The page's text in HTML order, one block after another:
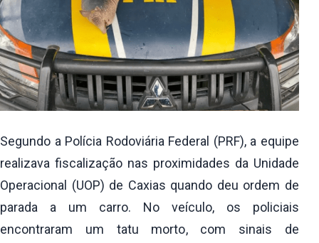
Segundo a Polícia Rodoviária Federal (PRF), a equipe
realizava fiscalização nas proximidades da Unidade
Operacional (UOP) de Caxias quando deu ordem de
parada a um carro. No veículo, os policiais
encontraram um tatu morto, com sinais de